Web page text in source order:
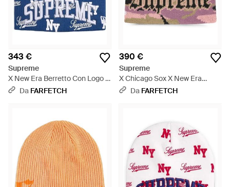
343 €
Supreme
X New Era Berretto Con Logo -
Blu Da FARFETCH
390 €
Supreme
X Chicago Sox X New Era
Berretto - Viola
Da FARFETCH